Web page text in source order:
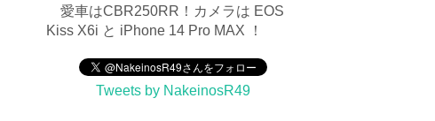
愛車はCBR250RR！カメラは EOS
Kiss X6i と iPhone 14 Pro MAX ！
Tweets by NakeinosR49